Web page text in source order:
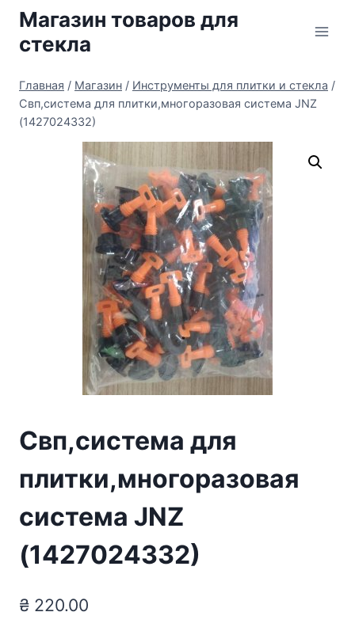
Перейти
содержимому
Магазин товаров для
стекла
Главная / Магазин / Инструменты для плитки и стекла /
Свп,система для плитки,многоразовая система JNZ
(1427024332)
Свп,система для
плитки,многоразовая
система JNZ
(1427024332)
₴ 220.00